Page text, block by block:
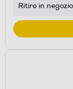
Ritiro in